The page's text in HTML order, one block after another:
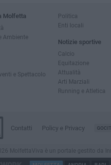
Molfetta
Ambiente
e Spettacolo
Politica
Enti locali
Notizie sportive
Calcio
Equitazione
Attualità
Arti Marziali
Running e Atletica
Contatti Policy e Privacy
MolfettaViva è un portale gestito da